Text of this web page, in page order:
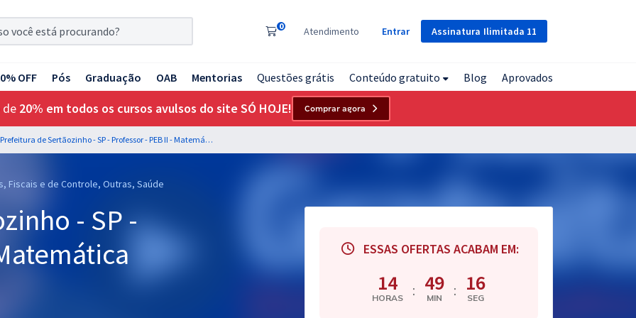
Assinatura Ilimitada 11
0 Atendimento Entrar
OFF Pós Graduação OAB Mentorias Questões grátis Conteúdo gratuito Blog Aprovados
de 20% em todos os cursos avulsos do site SÓ HOJE! Comprar agora
Prefeitura de Sertãozinho - SP - Professor - PEB II - Matemática
Fiscais e de Controle, Outras, Saúde
- SP -
ESSAS OFERTAS ACABAM EM:
14
HORAS : 49
MIN : 15
SEG